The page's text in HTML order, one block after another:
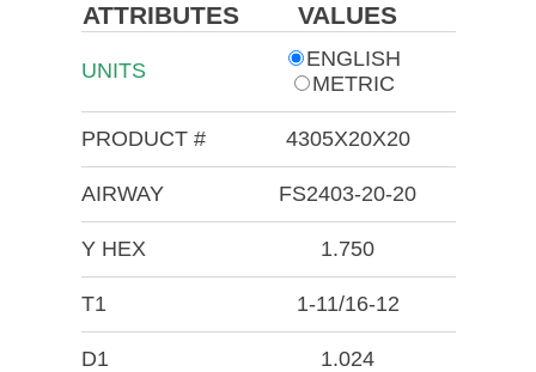
ATTRIBUTES VALUES
UNITS
ENGLISH
METRIC
PRODUCT # 4305X20X20
AIRWAY FS2403-20-20
Y HEX 1.750
T1 1-11/16-12
D1 1.024